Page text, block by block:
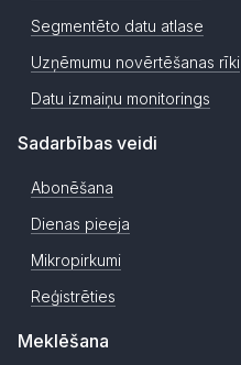
Segmentēto datu atlase
Uzņēmumu novērtēšanas rīki
Datu izmaiņu monitorings
Sadarbības veidi
Abonēšana
Dienas pieeja
Mikropirkumi
Reģistrēties
Meklēšana